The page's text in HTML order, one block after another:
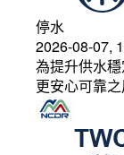
停水
2026-08-07,
為提升供水
更安心可靠